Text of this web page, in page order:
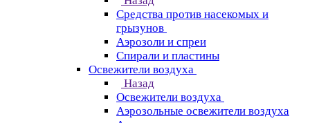
Средства против насекомых и
грызунов
Аэрозоли и спреи
Спирали и пластины
Освежители воздуха
Назад
Освежители воздуха
Аэрозольные освежители воздуха